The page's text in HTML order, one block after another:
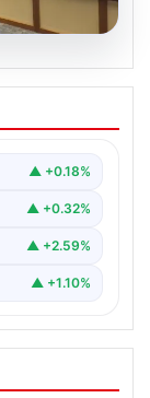
Dair Kanun
▲ +0.18%
▲ +0.32%
▲ +2.59%
▲ +1.10%